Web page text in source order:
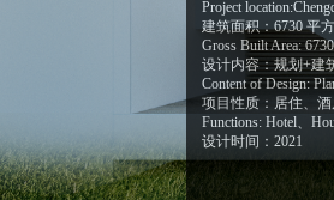
Project
建筑面积：6730 平
Gross Built Area:
设计内容：规划+建
Content of Design:
项目性质：居住、
Functions: Hotel、
设计时间：2021